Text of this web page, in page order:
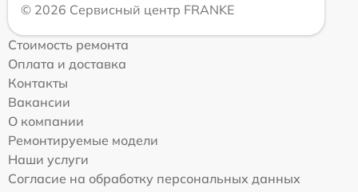
© 2026 Сервисный центр FRANKE
Стоимость ремонта
Оплата и доставка
Контакты
Вакансии
О компании
Ремонтируемые модели
Наши услуги
Согласие на обработку персональных данных